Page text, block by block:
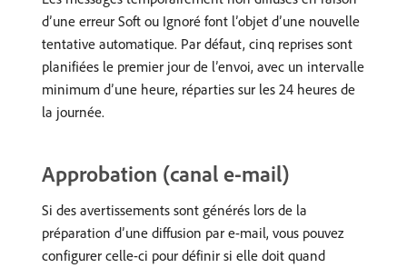
d’une erreur Soft ou Ignoré font l’objet d’une nouvelle
tentative automatique. Par défaut, cinq reprises sont
planifiées le premier jour de l’envoi, avec un intervalle
minimum d’une heure, réparties sur les 24 heures de
la journée.
Approbation (canal e-mail)
Si des avertissements sont générés lors de la
préparation d’une diffusion par e-mail, vous pouvez
configurer celle-ci pour définir si elle doit quand